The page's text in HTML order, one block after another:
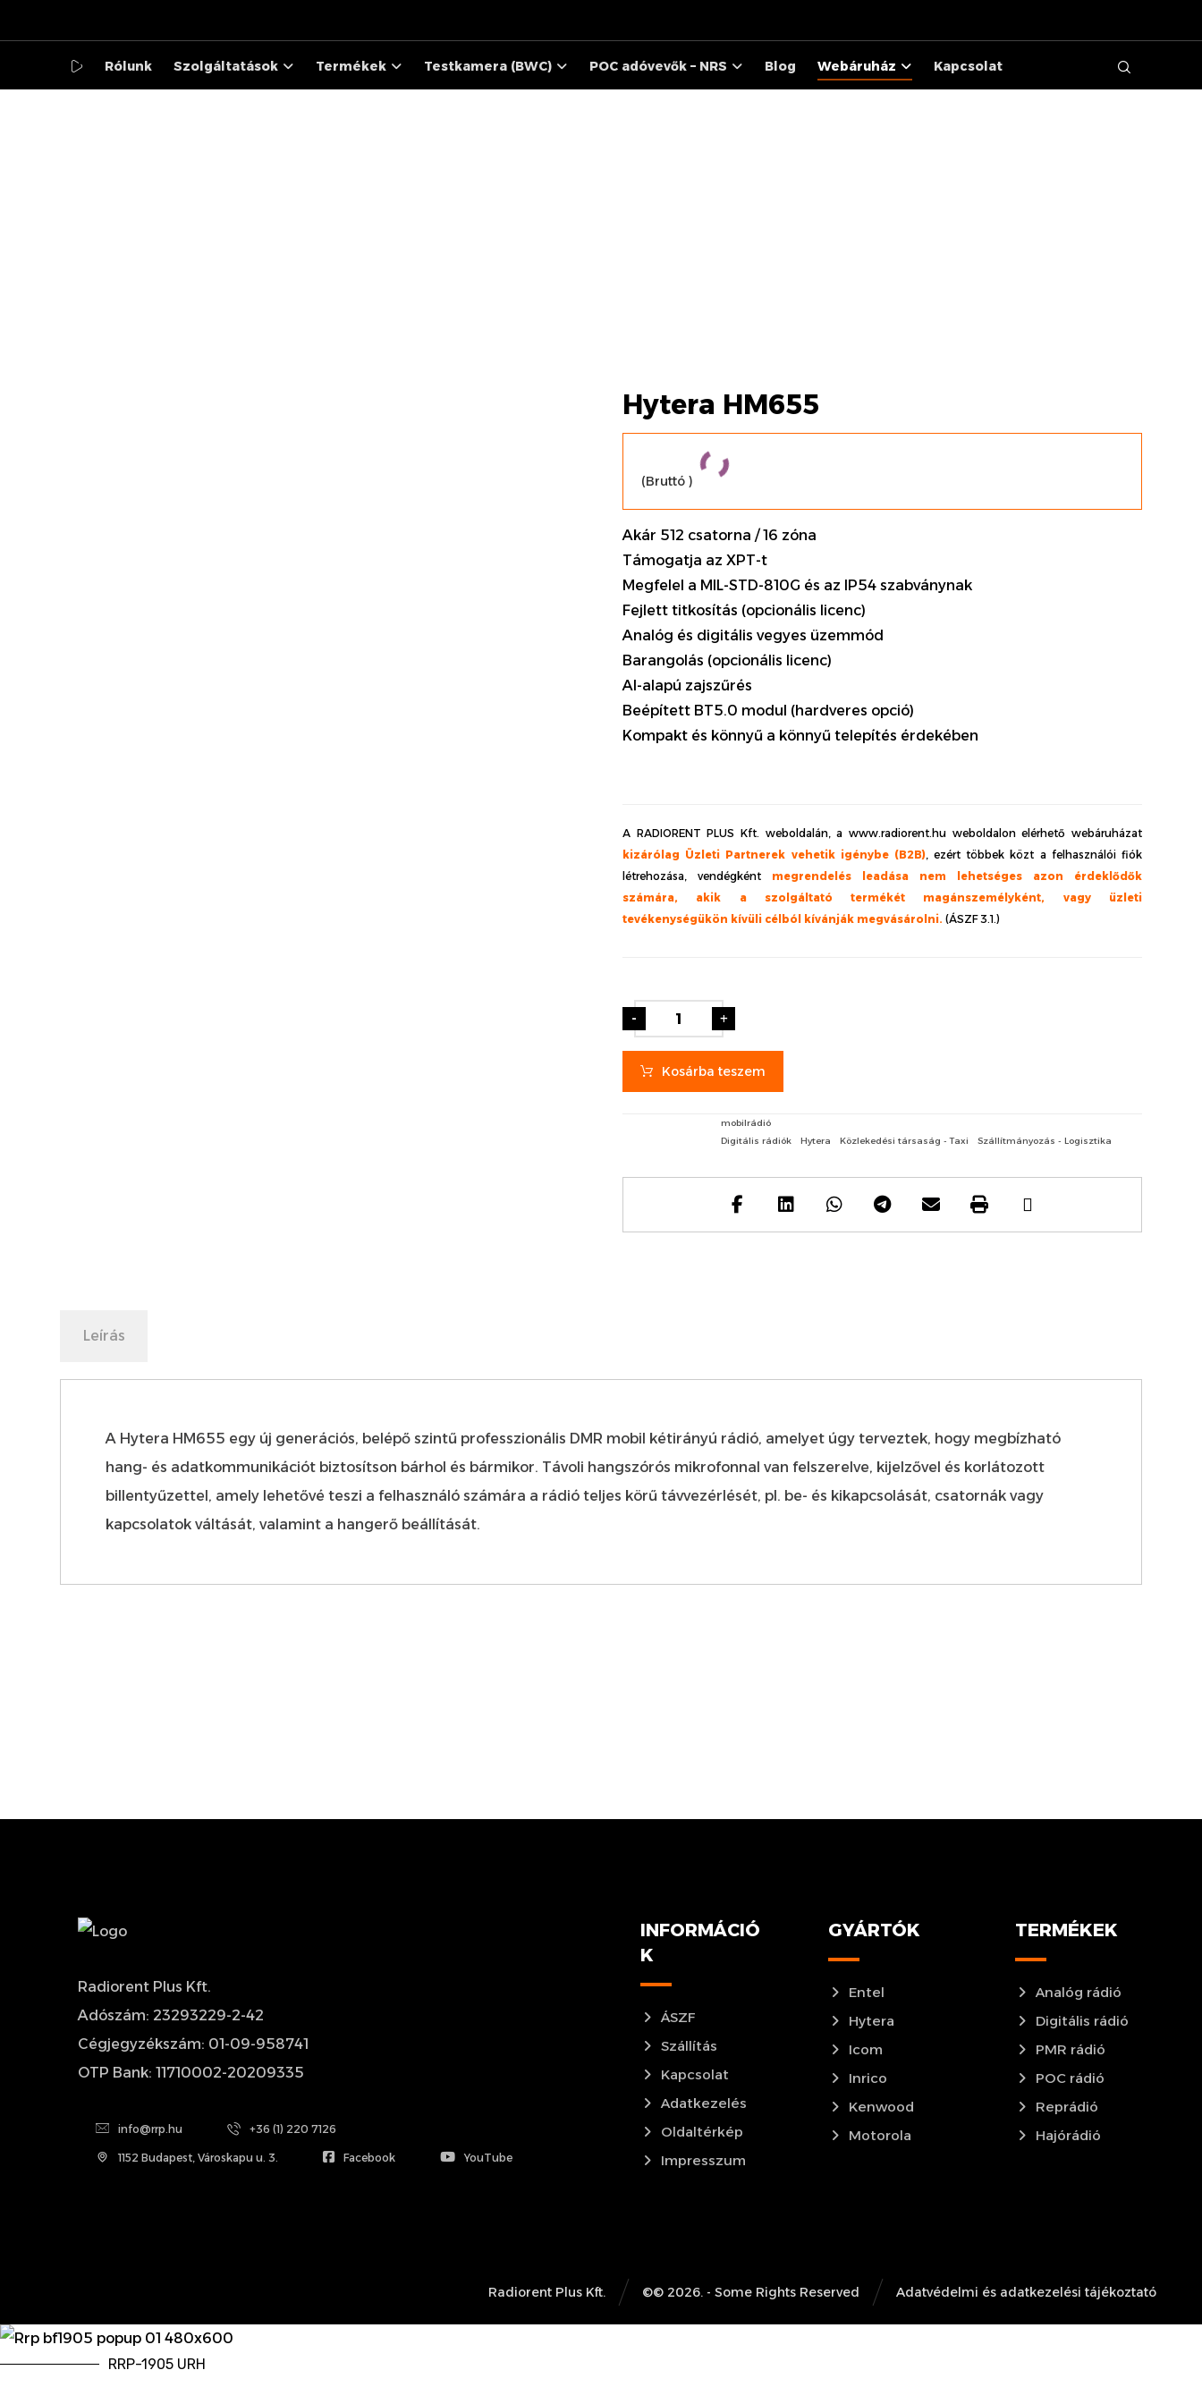
Rólunk Szolgáltatások Termékek Testkamera (BWC) POC adóvevők – NRS Blog Webáruház Kapcsolat
Hytera HM655
(Bruttó)
Akár 512 csatorna / 16 zóna
Támogatja az XPT-t
Megfelel a MIL-STD-810G és az IP54 szabványnak
Fejlett titkosítás (opcionális licenc)
Analóg és digitális vegyes üzemmód
Barangolás (opcionális licenc)
AI-alapú zajszűrés
Beépített BT5.0 modul (hardveres opció)
Kompakt és könnyű a könnyű telepítés érdekében
A RADIORENT PLUS Kft. weboldalán, a www.radiorent.hu weboldalon elérhető webáruházat
kizárólag Üzleti Partnerek vehetik igénybe (B2B), ezért többek közt a felhasználói fiók
létrehozása, vendégként megrendelés leadása nem lehetséges azon érdeklődők
számára, akik a szolgáltató termékét magánszemélyként, vagy üzleti
tevékenységükön kívüli célból kívánják megvásárolni.(ÁSZF 3.1.)
- +
Kosárba teszem
mobilrádió
Digitális rádiók
Hytera Közlekedési társaság - Taxi Szállítmányozás - Logisztika
Leírás
A Hytera HM655 egy új generációs, belépő szintű professzionális DMR mobil kétirányú rádió, amelyet úgy terveztek, hogy megbízható
hang- és adatkommunikációt biztosítson bárhol és bármikor. Távoli hangszórós mikrofonnal van felszerelve, kijelzővel és korlátozott
billentyűzettel, amely lehetővé teszi a felhasználó számára a rádió teljes körű távvezérlését, pl. be- és kikapcsolását, csatornák vagy
kapcsolatok váltását, valamint a hangerő beállítását.
Radiorent Plus Kft.
Adószám: 23293229-2-42
Cégjegyzékszám: 01-09-958741
OTP Bank: 11710002-20209335
info@rrp.hu +36 (1) 220 7126
1152 Budapest, Városkapu u. 3. Facebook YouTube
INFORMÁCIÓ
K
ÁSZF
Szállítás
Kapcsolat
Adatkezelés
Oldaltérkép
Impresszum
GYÁRTÓK
Entel
Hytera
Icom
Inrico
Kenwood
Motorola
TERMÉKEK
Analóg rádió
Digitális rádió
PMR rádió
POC rádió
Reprádió
Hajórádió
Adatvédelmi és adatkezelési tájékoztató
©© 2026. - Some Rights Reserved
Radiorent Plus Kft.
RRP-1905 URH